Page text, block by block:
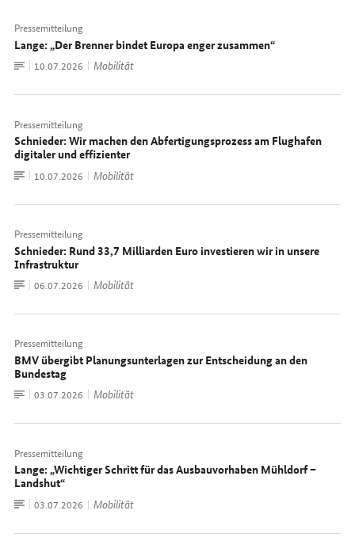
Pressemitteilung
Lange: „Der Brenner bindet Europa enger zusammen“
Zum
Dokument
Datum:
10.07.2026 Mobilität
Pressemitteilung
Schnieder: Wir machen den Abfertigungsprozess am Flughafen
digitaler und effizienter
Zum
Dokument
Datum:
10.07.2026 Mobilität
Pressemitteilung
Schnieder: Rund 33,7 Milliarden Euro investieren wir in unsere
Infrastruktur
Zum
Dokument
Datum:
06.07.2026 Mobilität
Pressemitteilung
BMV übergibt Planungsunterlagen zur Entscheidung an den
Bundestag
Zum
Dokument
Datum:
03.07.2026 Mobilität
Pressemitteilung
Lange: „Wichtiger Schritt für das Ausbauvorhaben Mühldorf –
Landshut“
Zum
Dokument
Datum:
03.07.2026 Mobilität